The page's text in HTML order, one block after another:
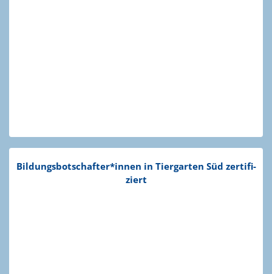
Bildungsbotschafter*innen in Tiergarten Süd zerti­fi­
ziert